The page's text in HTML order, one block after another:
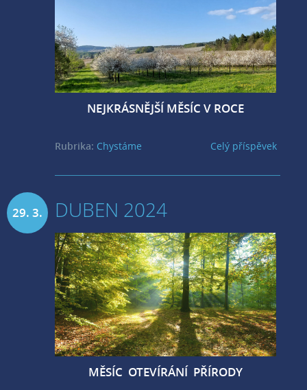
NEJKRÁSNĚJŠÍ MĚSÍC V ROCE
Celý příspěvek
Rubrika: Chystáme
29. 3. DUBEN 2024
MĚSÍC OTEVÍRÁNÍ PŘÍRODY